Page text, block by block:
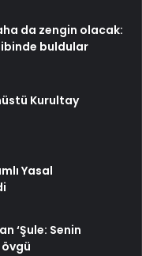
da zengin olacak:
buldular
Kurultay
Yasal
‘Şule: Senin
övgü